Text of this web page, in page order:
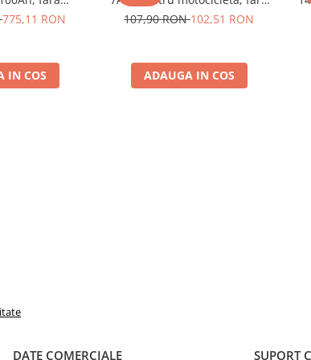
x 173 x 222
775,11 RON
IN COS
mentenanta, 100 x 160 x 90 mm
107,90 RON102,51 RON
ADAUGA IN COS
DATE COMERCIALE SUPORT